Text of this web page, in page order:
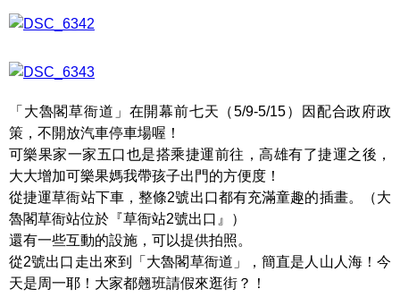
「大魯閣草衙道」在開幕前七天（5/9-5/15）因配合政府政
策，不開放汽車停車場喔！
可樂果家一家五口也是搭乘捷運前往，高雄有了捷運之後，
大大增加可樂果媽我帶孩子出門的方便度！
從捷運草衙站下車，整條2號出口都有充滿童趣的插畫。（大
魯閣草衙站位於『草衙站2號出口』）
還有一些互動的設施，可以提供拍照。
從2號出口走出來到「大魯閣草衙道」，簡直是人山人海！今
天是周一耶！大家都翹班請假來逛街？！